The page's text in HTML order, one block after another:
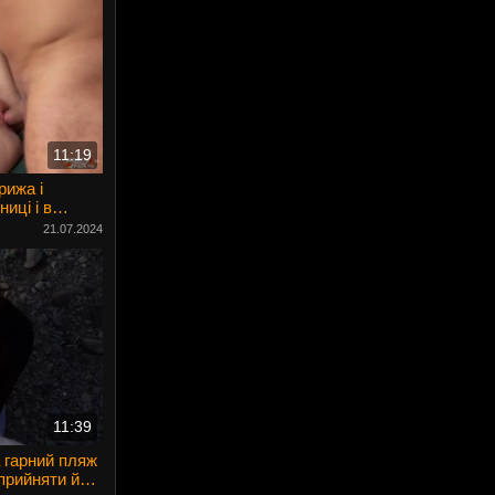
11:19
і
і в
21.07.2024
11:39
пляж
його